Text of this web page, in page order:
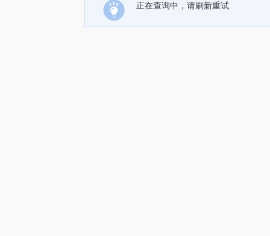
正在查询中，请刷新重试